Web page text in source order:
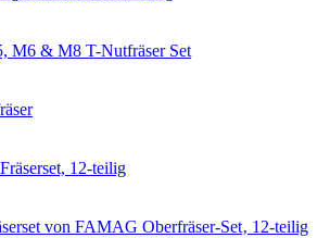
T-Nutfräser Set
Fräserset, 12-teilig
Oberfräser-Set‚ 12-teilig